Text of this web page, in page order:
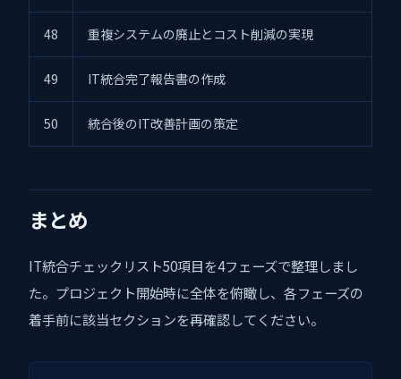
48 重複システムの廃止とコスト削減の実現
49 IT統合完了報告書の作成
50 統合後のIT改善計画の策定
まとめ
IT統合チェックリスト50項目を4フェーズで整理しまし
た。プロジェクト開始時に全体を俯瞰し、各フェーズの
着手前に該当セクションを再確認してください。